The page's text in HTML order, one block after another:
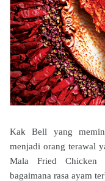
Kak Bell yang
menjadi orang terawal
Mala Fried Chicken
bagaimana rasa ayam